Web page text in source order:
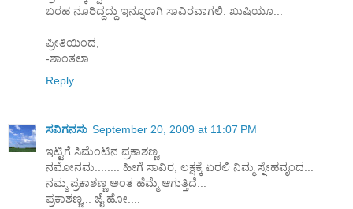
ಬರಹ ನೂರಿದ್ದದ್ದು ಇನ್ನೂರಾಗಿ ಸಾವಿರವಾಗಲಿ. ಖುಷಿಯೂ...
ಪ್ರೀತಿಯಿಂದ,
-ಶಾಂತಲಾ.
Reply
ಸವಿಗನಸು September 20, 2009 at 11:07 PM
ಇಟ್ಟಿಗೆ ಸಿಮೆಂಟಿನ ಪ್ರಕಾಶಣ್ಣ,
ನಮೋನಮ:....... ಹೀಗೆ ಸಾವಿರ, ಲಕ್ಷಕ್ಕೆ ಏರಲಿ ನಿಮ್ಮ ಸ್ನೇಹವೃಂದ...
ನಮ್ಮ ಪ್ರಕಾಶಣ್ಣ ಅಂತ ಹೆಮ್ಮೆ ಆಗುತ್ತಿದೆ...
ಪ್ರಕಾಶಣ್ಣ... ಜೈ ಹೋ....